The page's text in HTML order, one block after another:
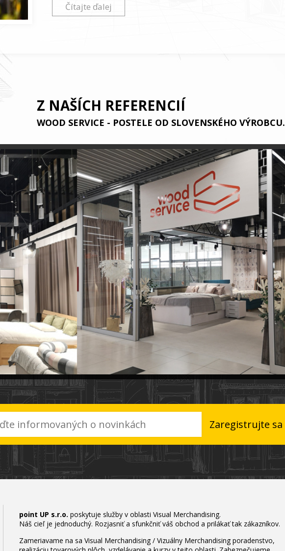
Čítajte ďalej
Z NAŠÍCH REFERENCIÍ
WOOD SERVICE - POSTELE OD SLOVENSKÉHO VÝROBCU.
Zaregistrujte sa
point UP s.r.o. poskytuje služby v oblasti Visual Merchandising.
Náš cieľ je jednoduchý. Rozjasniť a sfunkčniť váš obchod a prilákať tak zákazníkov.
Zameriavame na sa Visual Merchandising / Vizuálny Merchandising poradenstvo,